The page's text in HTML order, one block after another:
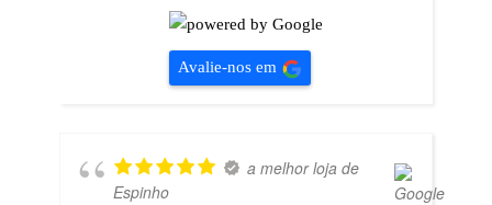
Avalie-nos em
a melhor loja de
Espinho